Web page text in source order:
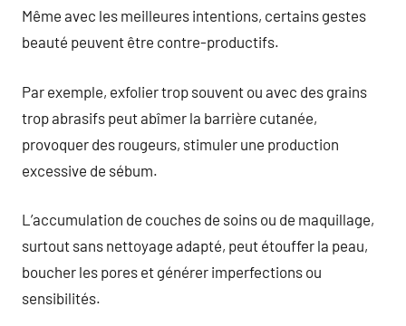
Même avec les meilleures intentions, certains gestes
beauté peuvent être contre-productifs.
Par exemple, exfolier trop souvent ou avec des grains
trop abrasifs peut abîmer la barrière cutanée,
provoquer des rougeurs, stimuler une production
excessive de sébum.
L’accumulation de couches de soins ou de maquillage,
surtout sans nettoyage adapté, peut étouffer la peau,
boucher les pores et générer imperfections ou
sensibilités.